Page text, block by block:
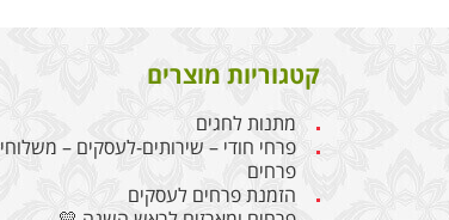
קטגוריות מוצרים
מתנות לחגים
פרחי חודי – שירותים-לעסקים – משלוחי
פרחים
הזמנת פרחים לעסקים